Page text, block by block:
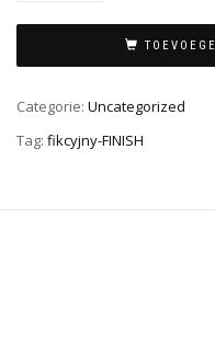
Categorie: Uncategorized
Tag: fikcyjny-FINISH